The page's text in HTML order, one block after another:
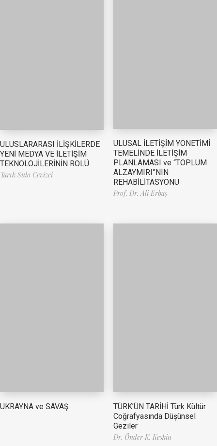
ULUSLARARASI İLİŞKİLERDE
YENİ MEDYA VE İLETİŞİM
TEKNOLOJİLERİNİN ROLÜ
Tarık Sulo Cevizci
ULUSAL İLETİŞİM YÖNETİMİ
TEMELİNDE İLETİŞİM
PLANLAMASI ve “TOPLUM
ALZAYMIRI”NIN
REHABİLİTASYONU
Prof. Dr. Ali Erbaş
UKRAYNA ve SAVAŞ
TÜRK’ÜN TARİHİ Türk Kültür
Coğrafyasında Düşünsel
Geziler
Dr. Önder K. Keskin